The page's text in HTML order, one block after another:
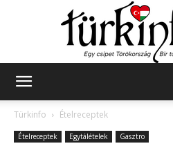
Türkinfo
Ételreceptek
Ételreceptek Egytálételek Gasztro